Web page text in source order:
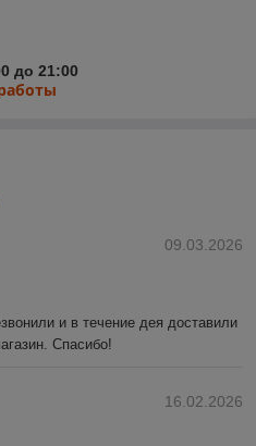
до 21:00
09.03.2026
и в течение дея доставили
Спасибо!
16.02.2026